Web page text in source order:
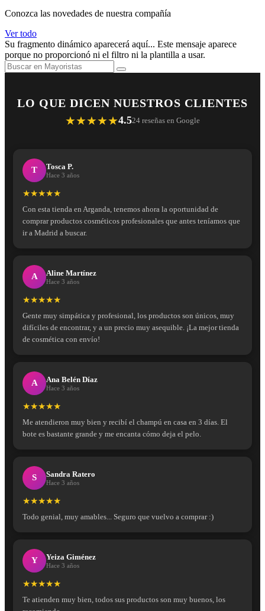
Conozca las novedades de nuestra compañía
Ver todo
Su fragmento dinámico aparecerá aquí... Este mensaje aparece
porque no proporcionó ni el filtro ni la plantilla a usar.
LO QUE DICEN NUESTROS CLIENTES
★★★★★4.524 reseñas en Google
T Tosca P.
Hace 3 años
★★★★★
Con esta tienda en Arganda, tenemos ahora la oportunidad de
comprar productos cosméticos profesionales que antes teníamos que
ir a Madrid a buscar.
A Aline Martínez
Hace 3 años
★★★★★
Gente muy simpática y profesional, los productos son únicos, muy
difíciles de encontrar, y a un precio muy asequible. ¡La mejor tienda
de cosmética con envío!
A Ana Belén Díaz
Hace 3 años
★★★★★
Me atendieron muy bien y recibí el champú en casa en 3 días. El
bote es bastante grande y me encanta cómo deja el pelo.
S Sandra Ratero
Hace 3 años
★★★★★
Todo genial, muy amables... Seguro que vuelvo a comprar :)
Y Yeiza Giménez
Hace 3 años
★★★★★
Te atienden muy bien, todos sus productos son muy buenos, los